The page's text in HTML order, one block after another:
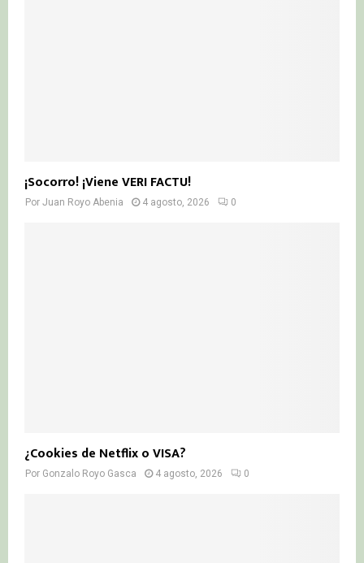
¡Socorro! ¡Viene VERI FACTU!
Por Juan Royo Abenia 4 agosto, 2026 0
¿Cookies de Netflix o VISA?
Por Gonzalo Royo Gasca 4 agosto, 2026 0